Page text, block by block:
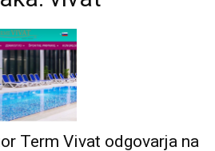
Term Vivat odgovarja na